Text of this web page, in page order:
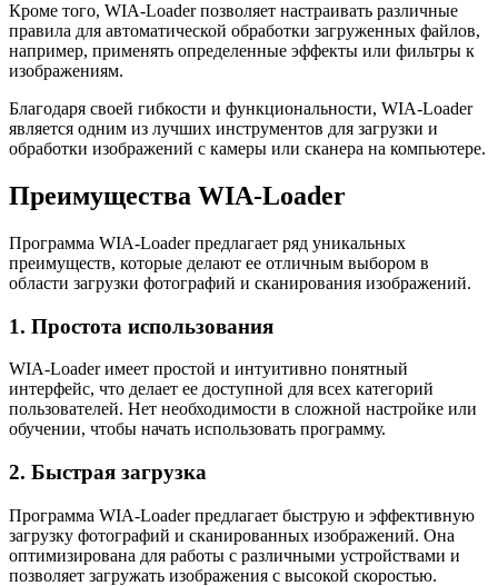
Кроме того, WIA-Loader позволяет настраивать различные
правила для автоматической обработки загруженных файлов,
например, применять определенные эффекты или фильтры к
изображениям.
Благодаря своей гибкости и функциональности, WIA-Loader
является одним из лучших инструментов для загрузки и
обработки изображений с камеры или сканера на компьютере.
Преимущества WIA-Loader
Программа WIA-Loader предлагает ряд уникальных
преимуществ, которые делают ее отличным выбором в
области загрузки фотографий и сканирования изображений.
1. Простота использования
WIA-Loader имеет простой и интуитивно понятный
интерфейс, что делает ее доступной для всех категорий
пользователей. Нет необходимости в сложной настройке или
обучении, чтобы начать использовать программу.
2. Быстрая загрузка
Программа WIA-Loader предлагает быструю и эффективную
загрузку фотографий и сканированных изображений. Она
оптимизирована для работы с различными устройствами и
позволяет загружать изображения с высокой скоростью.